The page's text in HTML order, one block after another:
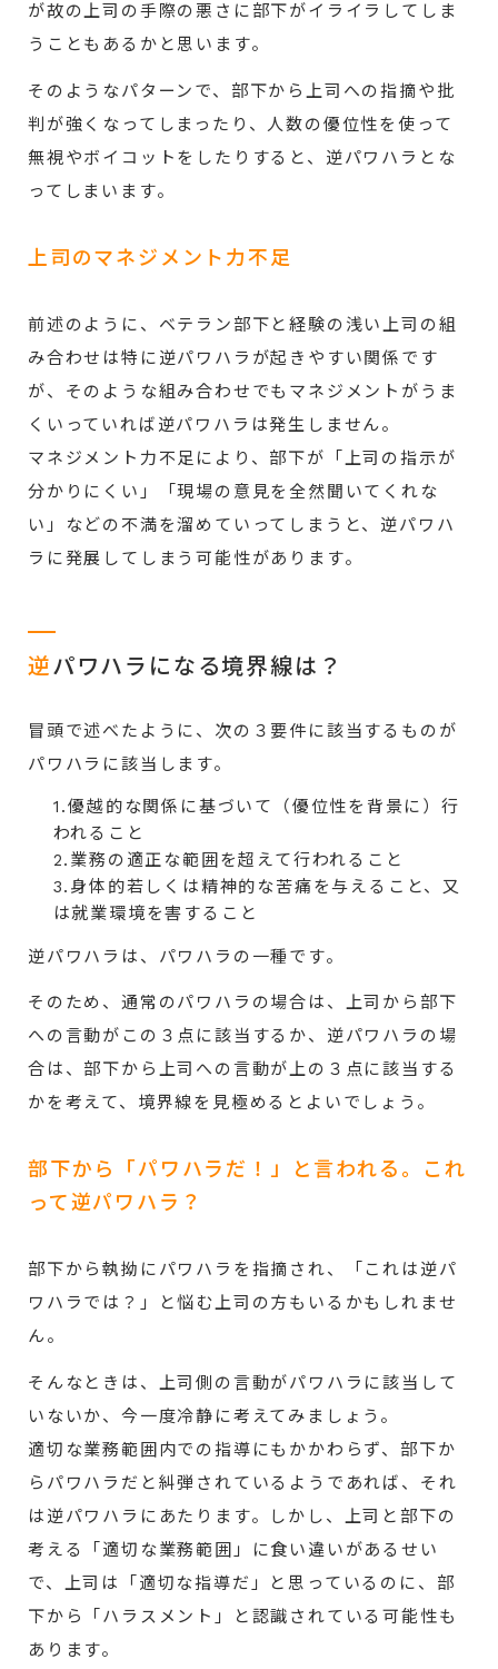
が故の上司の手際の悪さに部下がイライラしてしま
うこともあるかと思います。
そのようなパターンで、部下から上司への指摘や批
判が強くなってしまったり、人数の優位性を使って
無視やボイコットをしたりすると、逆パワハラとな
ってしまいます。
上司のマネジメント力不足
前述のように、ベテラン部下と経験の浅い上司の組
み合わせは特に逆パワハラが起きやすい関係です
が、そのような組み合わせでもマネジメントがうま
くいっていれば逆パワハラは発生しません。
マネジメント力不足により、部下が「上司の指示が
分かりにくい」「現場の意見を全然聞いてくれな
い」などの不満を溜めていってしまうと、逆パワハ
ラに発展してしまう可能性があります。
逆パワハラになる境界線は？
冒頭で述べたように、次の３要件に該当するものが
パワハラに該当します。
1.優越的な関係に基づいて（優位性を背景に）行
われること
2.業務の適正な範囲を超えて行われること
3.身体的若しくは精神的な苦痛を与えること、又
は就業環境を害すること
逆パワハラは、パワハラの一種です。
そのため、通常のパワハラの場合は、上司から部下
への言動がこの３点に該当するか、逆パワハラの場
合は、部下から上司への言動が上の３点に該当する
かを考えて、境界線を見極めるとよいでしょう。
部下から「パワハラだ！」と言われる。これ
って逆パワハラ？
部下から執拗にパワハラを指摘され、「これは逆パ
ワハラでは？」と悩む上司の方もいるかもしれませ
ん。
そんなときは、上司側の言動がパワハラに該当して
いないか、今一度冷静に考えてみましょう。
適切な業務範囲内での指導にもかかわらず、部下か
らパワハラだと糾弾されているようであれば、それ
は逆パワハラにあたります。しかし、上司と部下の
考える「適切な業務範囲」に食い違いがあるせい
で、上司は「適切な指導だ」と思っているのに、部
下から「ハラスメント」と認識されている可能性も
あります。